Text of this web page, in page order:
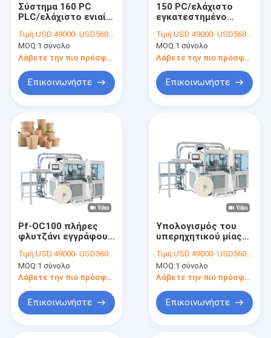
Σύστημα 160 PC
PLC/ελάχιστο ενιαίο
παγωτού τοίχων που
κατασκευάζει τις
μηχανές
Τιμή:USD 49000- USD56000 / set
MOQ:1 σύνολο
Λάβετε την πιο πρόσφατη τιμή
Επικοινωνήστε
150 PC/ελάχιστο
εγκατεστημένο
επιθεώρησης
φλυτζάνι εγγράφου
που κατασκευάζουν
τις μηχανές
Τιμή:USD 49000- USD56000 / set
MOQ:1 σύνολο
Επικοινωνήστε
Pf-OC100 πλήρες
φλυτζάνι εγγράφου
σερβο μηχανών που
κατασκευάζει τις
μηχανές
Τιμή:USD 49000- USD56000 / set
MOQ:1 σύνολο
Λάβετε την πιο πρόσφατη τιμή
Επικοινωνήστε
Υπολογισμός του
υπερηχητικού μίας
εγγράφου
συστημάτων που
κατασκευάζει τις
Τιμή:USD 49000- USD56000 / set
MOQ:1 σύνολο
Επικοινωνήστε